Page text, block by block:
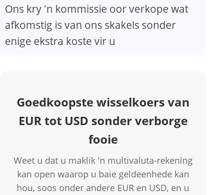
Ons kry 'n kommissie oor verkope wat
afkomstig is van ons skakels sonder
enige ekstra koste vir u
Goedkoopste wisselkoers van
EUR tot USD sonder verborge
fooie
Weet u dat u maklik 'n multivaluta-rekening
kan open waarop u baie geldeenhede kan
hou, soos onder andere EUR en USD, en u